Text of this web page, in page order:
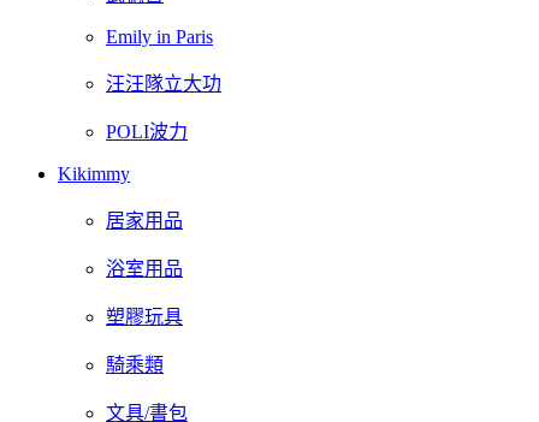
Emily in Paris
汪汪隊立大功
POLI波力
Kikimmy
居家用品
浴室用品
塑膠玩具
騎乘類
文具/書包